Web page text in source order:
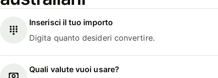
Inserisci il tuo importo
Digita quanto desideri convertire.
Quali valute vuoi usare?